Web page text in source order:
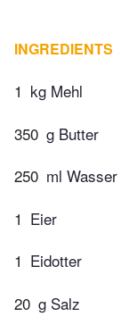
INGREDIENTS
1 kg Mehl
350 g Butter
250 ml Wasser
1 Eier
1 Eidotter
20 g Salz